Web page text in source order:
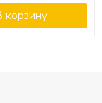
корзину